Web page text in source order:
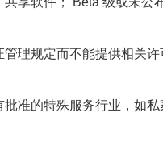
理规定而不能提供相关许
准的特殊服务行业，如私